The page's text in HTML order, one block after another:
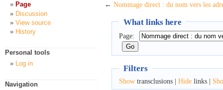
← Nommage direct : du nom vers les
What links here
Page:
Filters
Showtransclusions | Hidelinks |
Page
Discussion
View source
History
Personal tools
Log in
Navigation